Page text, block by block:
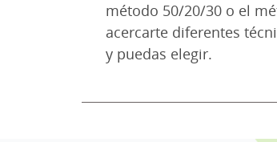
método 50/20/30 o el
acercarte diferentes
y puedas elegir.